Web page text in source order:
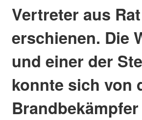
Vertreter aus
erschienen. Die
und einer der
konnte sich von